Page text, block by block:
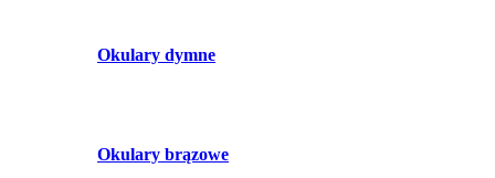
Okulary dymne
Okulary brązowe